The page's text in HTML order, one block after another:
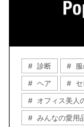
診断
ヘア
オフィス美人
みんなの愛用